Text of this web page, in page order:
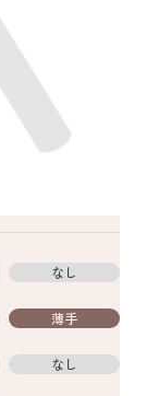
なし
薄手
なし